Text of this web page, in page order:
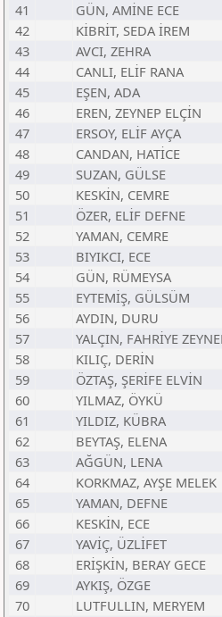
41
GÜN, AMİNE ECE
42
KİBRİT, SEDA İREM
43
AVCI, ZEHRA
44
CANLI, ELİF RANA
45
EŞEN, ADA
46
EREN, ZEYNEP ELÇİN
47
ERSOY, ELİF AYÇA
48
CANDAN, HATİCE
49
SUZAN, GÜLSE
50
KESKİN, CEMRE
51
ÖZER, ELİF DEFNE
52
YAMAN, CEMRE
53
BIYIKCI, ECE
54
GÜN, RÜMEYSA
55
EYTEMİŞ, GÜLSÜM
56
AYDIN, DURU
57
YALÇIN, FAHRİYE
58
KILIÇ, DERİN
59
ÖZTAŞ, ŞERİFE ELVİN
60
YILMAZ, ÖYKÜ
61
YILDIZ, KÜBRA
62
BEYTAŞ, ELENA
63
AĞGÜN, LENA
64
KORKMAZ, AYŞE MELEK
65
YAMAN, DEFNE
66
KESKİN, ECE
67
YAVİÇ, ÜZLİFET
68
ERİŞKİN, BERAY GECE
69
AYKIŞ, ÖZGE
70
LUTFULLIN, MERYEM